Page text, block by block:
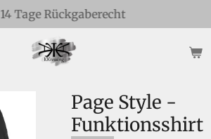
14 Tage Rückgaberecht
Page Style -
Funktionsshirt